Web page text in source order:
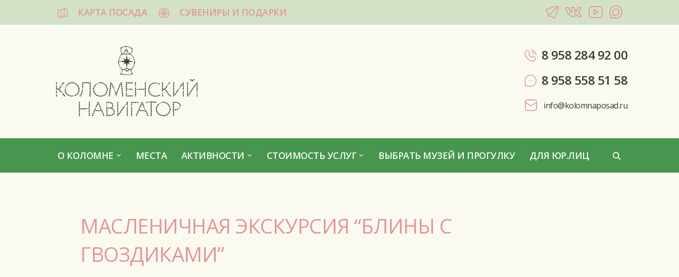
КАРТА ПОСАДА СУВЕНИРЫ И ПОДАРКИ
8 958 284 92 00
8 958 558 51 58
info@kolomnaposad.ru
О КОЛОМНЕ МЕСТА АКТИВНОСТИ СТОИМОСТЬ УСЛУГ ВЫБРАТЬ МУЗЕЙ И ПРОГУЛКУ ДЛЯ ЮР.ЛИЦ
МАСЛЕНИЧНАЯ ЭКСКУРСИЯ “БЛИНЫ С
ГВОЗДИКАМИ”